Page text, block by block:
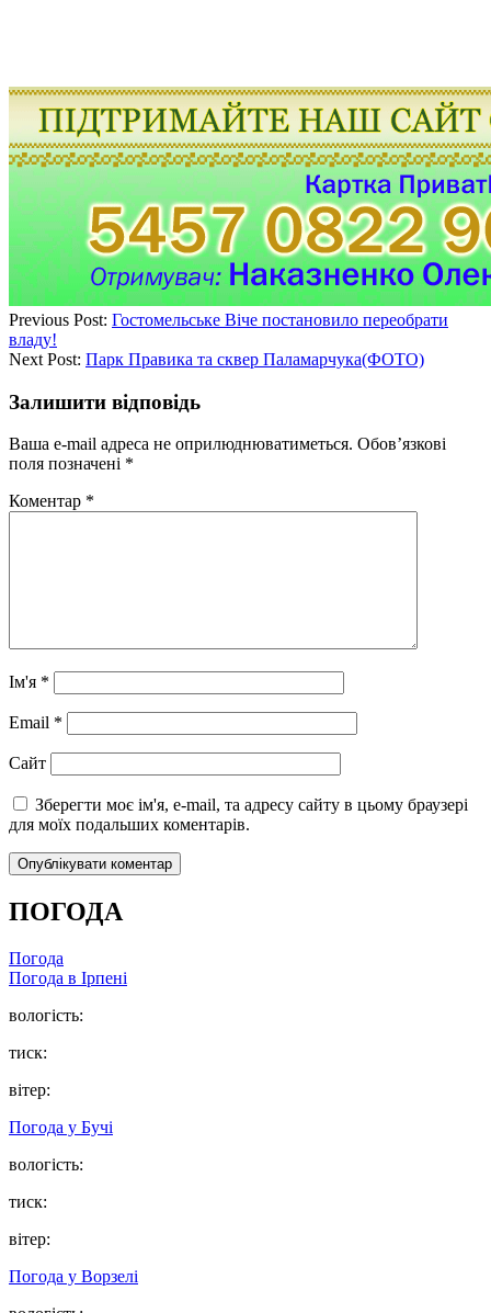
Previous Post: Гостомельське Віче постановило переобрати
владу!
Next Post: Парк Правика та сквер Паламарчука(ФОТО)
Залишити відповідь
Ваша e-mail адреса не оприлюднюватиметься. Обов’язкові
поля позначені *
Коментар *
Ім'я *
Email *
Сайт
Зберегти моє ім'я, e-mail, та адресу сайту в цьому браузері
для моїх подальших коментарів.
ПОГОДА
Погода
Погода в Ірпені
вологість:
тиск:
вітер:
Погода у Бучі
вологість:
тиск:
вітер:
Погода у Ворзелі